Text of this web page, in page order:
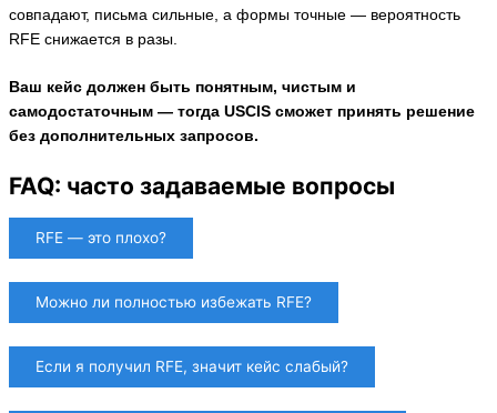
совпадают, письма сильные, а формы точные — вероятность
RFE снижается в разы.
Ваш кейс должен быть понятным, чистым и
самодостаточным — тогда USCIS сможет принять решение
без дополнительных запросов.
FAQ: часто задаваемые вопросы
RFE — это плохо?
Можно ли полностью избежать RFE?
Если я получил RFE, значит кейс слабый?